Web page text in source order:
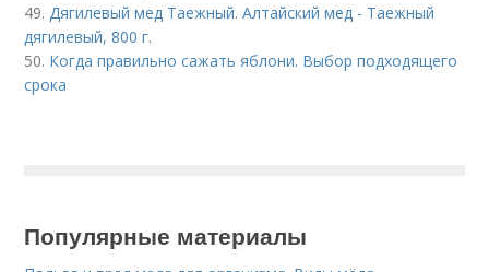
49. Дягилевый мед Таежный. Алтайский мед - Таежный
дягилевый, 800 г.
50. Когда правильно сажать яблони. Выбор подходящего
срока
Популярные материалы